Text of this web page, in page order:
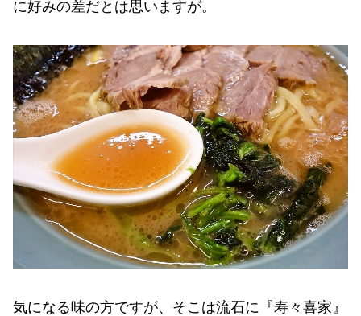
に好みの差だとは思いますが。
気になる味の方ですが、そこは流石に『寿々喜家』